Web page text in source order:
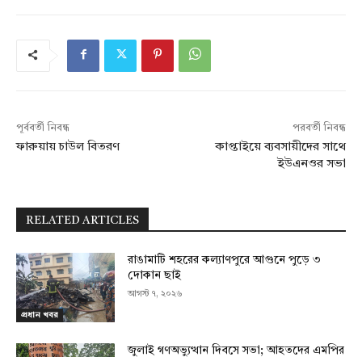
পূর্ববর্তী নিবন্ধ
ফারুয়ায় চাউল বিতরণ
পরবর্তী নিবন্ধ
কাপ্তাইয়ে ব্যবসায়ীদের সাথে
ইউএনওর সভা
RELATED ARTICLES
প্রধান খবর
রাঙামাটি শহরের কল্যাণপুরে আগুনে পুড়ে ৩
দোকান ছাই
আগস্ট ৭, ২০২৬
জুলাই গণঅভ্যুত্থান দিবসে সভা; আহতদের এমপির